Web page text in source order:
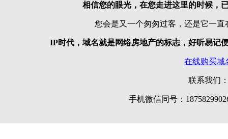
相信您的眼光，在您走进这里的时候，
您会是又一个匆匆过客，还是它一
IP时代，域名就是网络房地产的标志，好听易记
在线购买域
联系我们
手机微信同号：